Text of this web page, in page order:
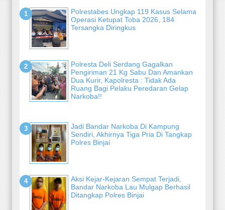
Polrestabes Ungkap 119 Kasus Selama
Operasi Ketupat Toba 2026, 184
Tersangka Diringkus
Polresta Deli Serdang Gagalkan
Pengiriman 21 Kg Sabu Dan Amankan
Dua Kurir, Kapolresta : Tidak Ada
Ruang Bagi Pelaku Peredaran Gelap
Narkoba!!
Jadi Bandar Narkoba Di Kampung
Sendiri, Akhirnya Tiga Pria Di Tangkap
Polres Binjai
Aksi Kejar-Kejaran Sempat Terjadi,
Bandar Narkoba Lau Mulgap Berhasil
Ditangkap Polres Binjai